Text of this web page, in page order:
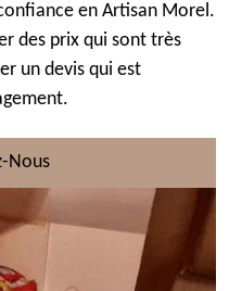
en Artisan Morel.
des prix qui sont très
un devis qui est
Nous